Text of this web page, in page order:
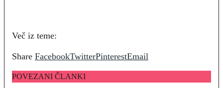
Več iz teme:
Share FacebookTwitterPinterestEmail
POVEZANI ČLANKI